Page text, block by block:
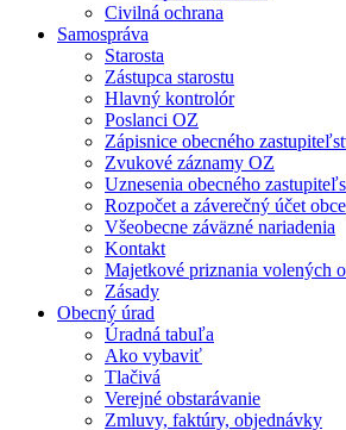
Civilná ochrana
Samospráva
Starosta
Zástupca starostu
Hlavný kontrolór
Poslanci OZ
Zápisnice obecného
Zvukové záznamy OZ
Uznesenia obecného
Rozpočet a záverečný účet obce
Všeobecne záväzné nariadenia
Kontakt
Majetkové priznania volených
Zásady
Obecný úrad
Úradná tabuľa
Ako vybaviť
Tlačivá
Verejné obstarávanie
Zmluvy, faktúry, objednávky